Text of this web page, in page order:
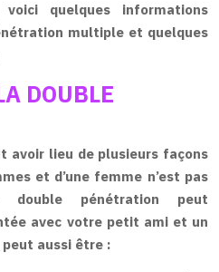
quelques informations
multipleet quelques
DOUBLE
avoir lieu de plusieurs façons
et d’une femme n’est pas
double pénétration peut
avec votre petit ami et un
peut aussi être :